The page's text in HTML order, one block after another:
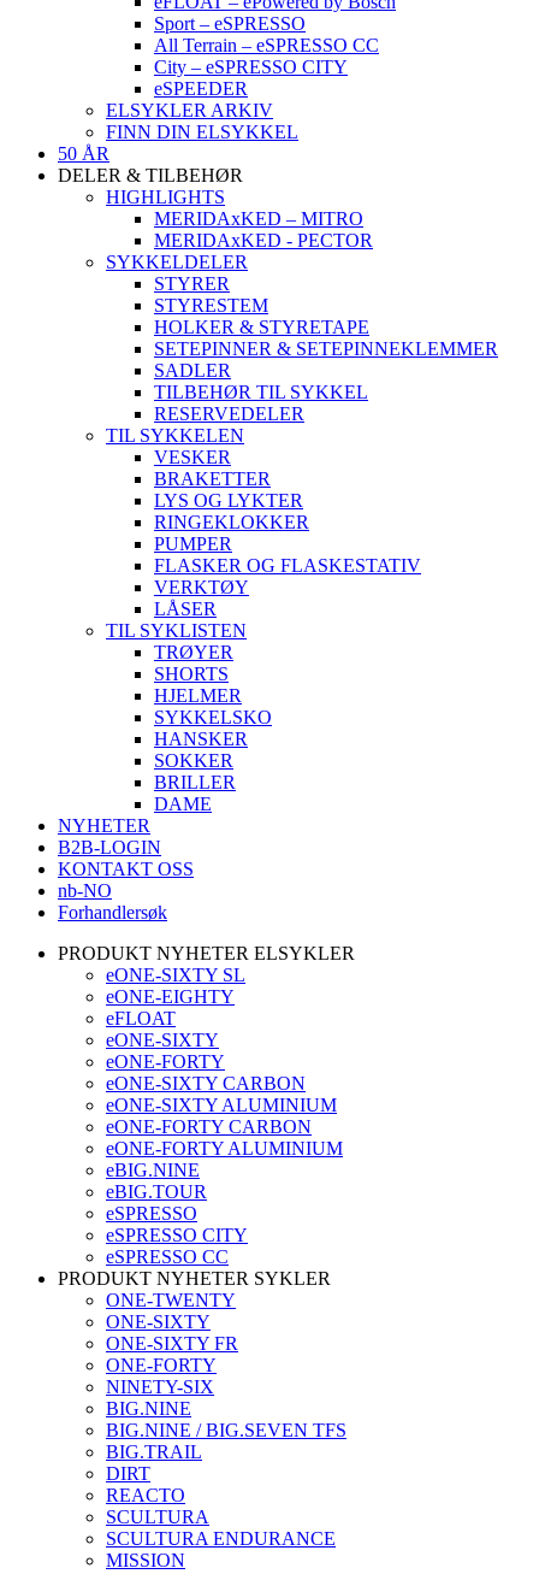
Sport – eSPRESSO
All Terrain – eSPRESSO CC
City – eSPRESSO CITY
eSPEEDER
ELSYKLER ARKIV
FINN DIN ELSYKKEL
50 ÅR
DELER & TILBEHØR
HIGHLIGHTS
MERIDAxKED – MITRO
MERIDAxKED - PECTOR
SYKKELDELER
STYRER
STYRESTEM
HOLKER & STYRETAPE
SETEPINNER & SETEPINNEKLEMMER
SADLER
TILBEHØR TIL SYKKEL
RESERVEDELER
TIL SYKKELEN
VESKER
BRAKETTER
LYS OG LYKTER
RINGEKLOKKER
PUMPER
FLASKER OG FLASKESTATIV
VERKTØY
LÅSER
TIL SYKLISTEN
TRØYER
SHORTS
HJELMER
SYKKELSKO
HANSKER
SOKKER
BRILLER
DAME
NYHETER
B2B-LOGIN
KONTAKT OSS
nb-NO
Forhandlersøk
PRODUKT NYHETER ELSYKLER
eONE-SIXTY SL
eONE-EIGHTY
eFLOAT
eONE-SIXTY
eONE-FORTY
eONE-SIXTY CARBON
eONE-SIXTY ALUMINIUM
eONE-FORTY CARBON
eONE-FORTY ALUMINIUM
eBIG.NINE
eBIG.TOUR
eSPRESSO
eSPRESSO CITY
eSPRESSO CC
PRODUKT NYHETER SYKLER
ONE-TWENTY
ONE-SIXTY
ONE-SIXTY FR
ONE-FORTY
NINETY-SIX
BIG.NINE
BIG.NINE / BIG.SEVEN TFS
BIG.TRAIL
DIRT
REACTO
SCULTURA
SCULTURA ENDURANCE
MISSION